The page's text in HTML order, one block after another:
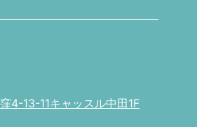
4-13-11キャッスル中田1F